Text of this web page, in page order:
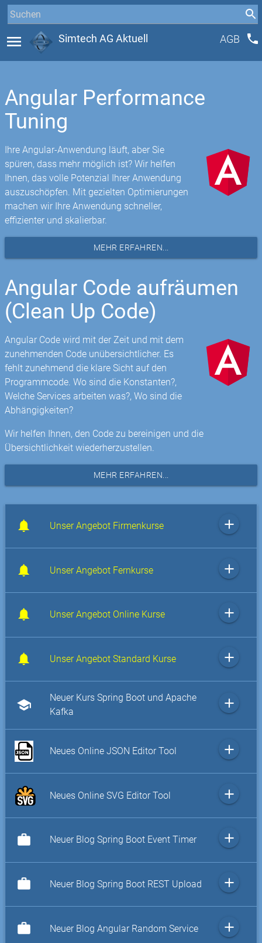
menu Simtech AG Aktuell AGB phone
Angular Performance
Tuning
Ihre Angular-Anwendung läuft, aber Sie
spüren, dass mehr möglich ist? Wir helfen
Ihnen, das volle Potenzial Ihrer Anwendung
auszuschöpfen. Mit gezielten Optimierungen
machen wir Ihre Anwendung schneller,
effizienter und skalierbar.
MEHR ERFAHREN...
Angular Code aufräumen
(Clean Up Code)
Angular Code wird mit der Zeit und mit dem
zunehmenden Code unübersichtlicher. Es
fehlt zunehmend die klare Sicht auf den
Programmcode. Wo sind die Konstanten?,
Welche Services arbeiten was?, Wo sind die
Abhängigkeiten?
Wir helfen Ihnen, den Code zu bereinigen und die
Übersichtlichkeit wiederherzustellen.
MEHR ERFAHREN...
Unser Angebot Firmenkurse add
Unser Angebot Fernkurse add
Unser Angebot Online Kurse add
Unser Angebot Standard Kurse add
school
Neuer Kurs Spring Boot und Apache
Kafka
add
Neues Online JSON Editor Tool add
Neues Online SVG Editor Tool add
work Neuer Blog Spring Boot Event Timer add
work Neuer Blog Spring Boot REST Upload add
work Neuer Blog Angular Random Service add